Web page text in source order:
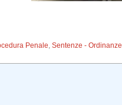
Penale,Sentenze - Ordinanze